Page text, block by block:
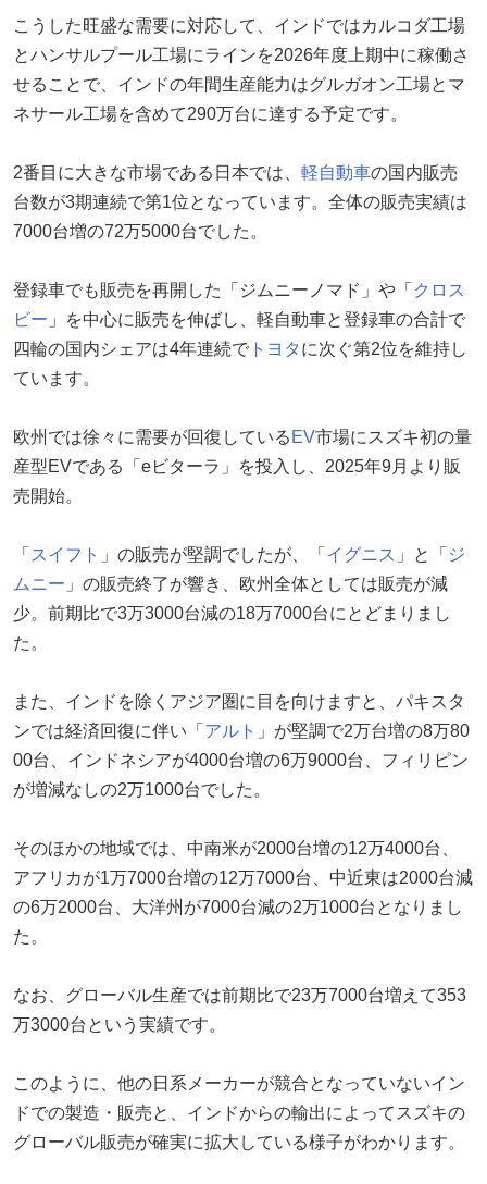
こうした旺盛な需要に対応して、インドではカルコダ工場
とハンサルプール工場にラインを2026年度上期中に稼働さ
せることで、インドの年間生産能力はグルガオン工場とマ
ネサール工場を含めて290万台に達する予定です。
2番目に大きな市場である日本では、 軽自動車の国内販売
台数が3期連続で第1位となっています。全体の販売実績は
7000台増の72万5000台でした。
登録車でも販売を再開した「ジムニーノマド」や「 クロス
ビー 」を中心に販売を伸ばし、軽自動車と登録車の合計で
四輪の国内シェアは4年連続で トヨタ に次ぐ第2位を維持し
ています。
欧州では徐々に需要が回復している EV市場にスズキ初の量
産型EVである「eビターラ」を投入し、2025年9月より販
売開始。
「 スイフト 」の販売が堅調でしたが、「 イグニス 」と「 ジ
ムニー 」の販売終了が響き、欧州全体としては販売が減
少。前期比で3万3000台減の18万7000台にとどまりまし
た。
また、インドを除くアジア圏に目を向けますと、パキスタ
ンでは経済回復に伴い「 アルト 」が堅調で2万台増の8万80
00台、インドネシアが4000台増の6万9000台、フィリピン
が増減なしの2万1000台でした。
そのほかの地域では、中南米が2000台増の12万4000台、
アフリカが1万7000台増の12万7000台、中近東は2000台減
の6万2000台、大洋州が7000台減の2万1000台となりまし
た。
なお、グローバル生産では前期比で23万7000台増えて353
万3000台という実績です。
このように、他の日系メーカーが競合となっていないイン
ドでの製造・販売と、インドからの輸出によってスズキの
グローバル販売が確実に拡大している様子がわかります。